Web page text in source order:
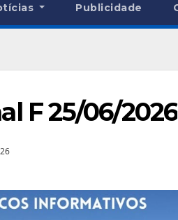
Publicidade
F 25/06/2026